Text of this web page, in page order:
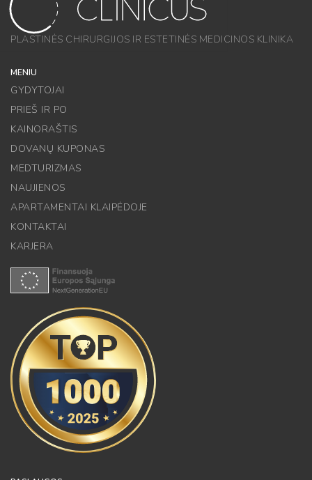
PLASTINĖS CHIRURGIJOS IR ESTETINĖS MEDICINOS KLINIKA
MENIU
GYDYTOJAI
PRIEŠ IR PO
KAINORAŠTIS
DOVANŲ KUPONAS
MEDTURIZMAS
NAUJIENOS
APARTAMENTAI KLAIPĖDOJE
KONTAKTAI
KARJERA